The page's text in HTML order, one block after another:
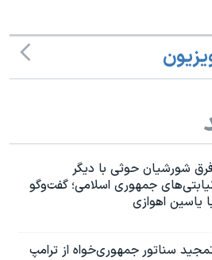
شورشیان حوثی با دیگر
جمهوری اسلامی؛ گفت‌وگو
یاسین اهوازی
سناتور جمهوری‌خواه از ترامپ